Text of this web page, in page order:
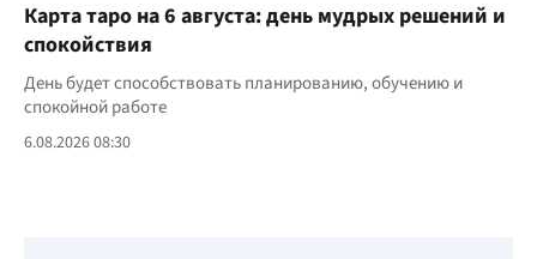
Карта таро на 6 августа: день мудрых решений и
спокойствия
День будет способствовать планированию, обучению и
спокойной работе
6.08.2026 08:30